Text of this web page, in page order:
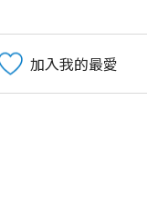
加入我的最愛